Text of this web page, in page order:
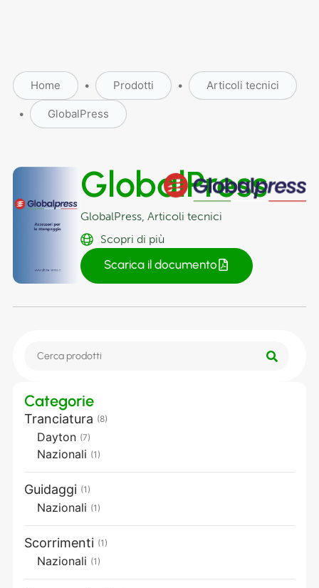
Home • Prodotti • Articoli tecnici
• GlobalPress
GlobalPress
GlobalPress,Articoli tecnici
Scopri di più
Scarica il documento
Categorie
Tranciatura (8)
Dayton (7)
Nazionali (1)
Guidaggi (1)
Nazionali (1)
Scorrimenti (1)
Nazionali (1)